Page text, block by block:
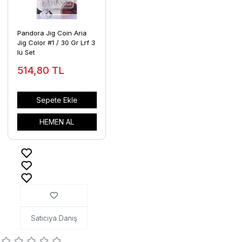
Pandora Jig Coin Aria
Jig Color #1 / 30 Gr Lrf 3
lü Set
514,80 TL
Sepete Ekle
HEMEN AL
Satıcıya Danış